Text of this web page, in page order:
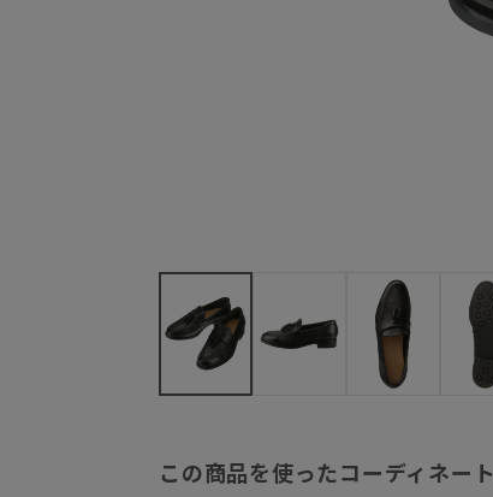
この商品を使ったコーディネート